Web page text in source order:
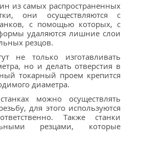
из самых распространенных
они осуществляются с
с помощью которых, с
удаляются лишние слои
резцов.
не только изготавливать
но и делать отверстия в
токарный проем крепится
диаметра.
можно осуществлять
для этого используются
Также станки
резцами, которые